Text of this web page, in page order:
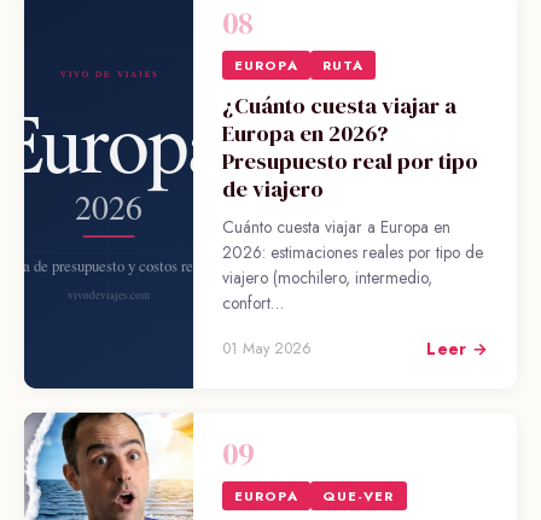
08
EUROPA RUTA
¿Cuánto cuesta viajar a
Europa en 2026?
Presupuesto real por tipo
de viajero
Cuánto cuesta viajar a Europa en
2026: estimaciones reales por tipo de
viajero (mochilero, intermedio,
confort…
01 May 2026 Leer →
09
EUROPA QUE-VER